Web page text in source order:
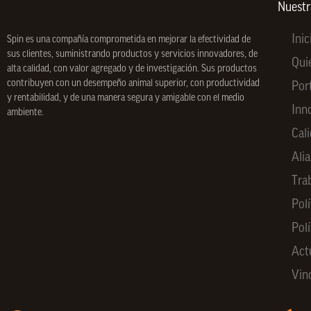
Spin es una compañía comprometida en mejorar la efectividad de
sus clientes, suministrando productos y servicios innovadores, de
alta calidad, con valor agregado y de investigación. Sus productos
contribuyen con un desempeño animal superior, con productividad
y rentabilidad, y de una manera segura y amigable con el medio
ambiente.